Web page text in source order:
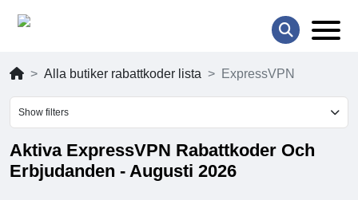
Alla butiker rabattkoder lista ExpressVPN
Show filters
Aktiva ExpressVPN Rabattkoder Och
Erbjudanden - Augusti 2026